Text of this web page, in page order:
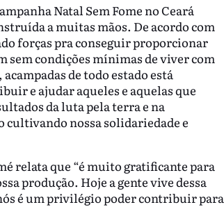
Natal Sem Fome no Ceará
a muitas mãos. De acordo com
forças pra conseguir proporcionar
sem condições mínimas de viver com
de todo estado está
e ajudar aqueles e aquelas que
da luta pela terra e na
cultivando nossa solidariedade e
relata que “é muito gratificante para
produção. Hoje a gente vive dessa
é um privilégio poder contribuir para